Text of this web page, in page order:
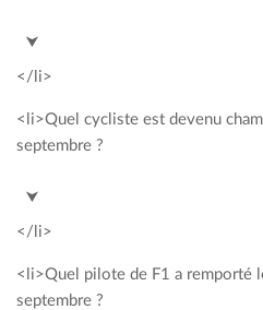
<span style= »color: #00a2c3;
⮟
</li>
<li>Quel cycliste est devenu
septembre ?
<span style= »color: #00a2c3;
⮟
</li>
<li>Quel pilote de F1 a remporté
septembre ?